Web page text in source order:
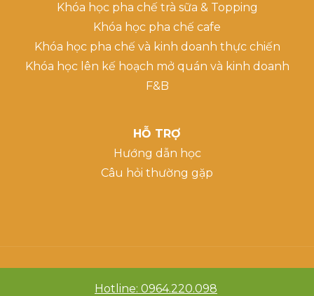
Khóa học pha chế trà sữa & Topping
Khóa học pha chế cafe
Khóa học pha chế và kinh doanh thực chiến
Khóa học lên kế hoạch mở quán và kinh doanh
F&B
HỖ TRỢ
Hướng dẫn học
Câu hỏi thường gặp
Hotline: 0964.220.098